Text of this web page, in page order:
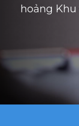
hoảng Khu